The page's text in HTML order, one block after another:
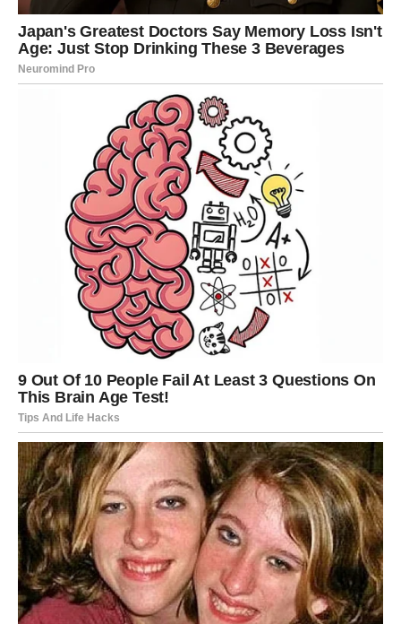
ANĐEO BROJ 3
Ako si izabrao/la trećeg anđela, ti treba da se čuvaš
prošlosti koja pokušava ponovo da uđe u tvoj život.
Ovaj anđeo nosi poruku posebno za one koji su mnogo
toga preživjeli, mnogo puta oprostili i često se vraćali
mislima na ono što je nekada bilo. U tvom srcu postoji dio
koji još uvijek pamti stare riječi, stare dodire, stare
planove i neke osobe koje su ostavile trag, čak i onda
kada nisu znale ostati kako treba.
U narednom periodu moguće je da se pojavi neko iz
prošlosti. To može biti bivša ljubav, osoba sa kojom nisi
završio/la priču do kraja, prijatelj koji te razočarao, član
porodice sa kojim postoji tišina, ili čak stara rana koja će
se probuditi kroz neku novu situaciju. Anđeo broj 3 ti
poručuje da budeš oprezan/na, jer nije svako vraćanje
znak sudbine. Nekada se ljudi vraćaju zato što im